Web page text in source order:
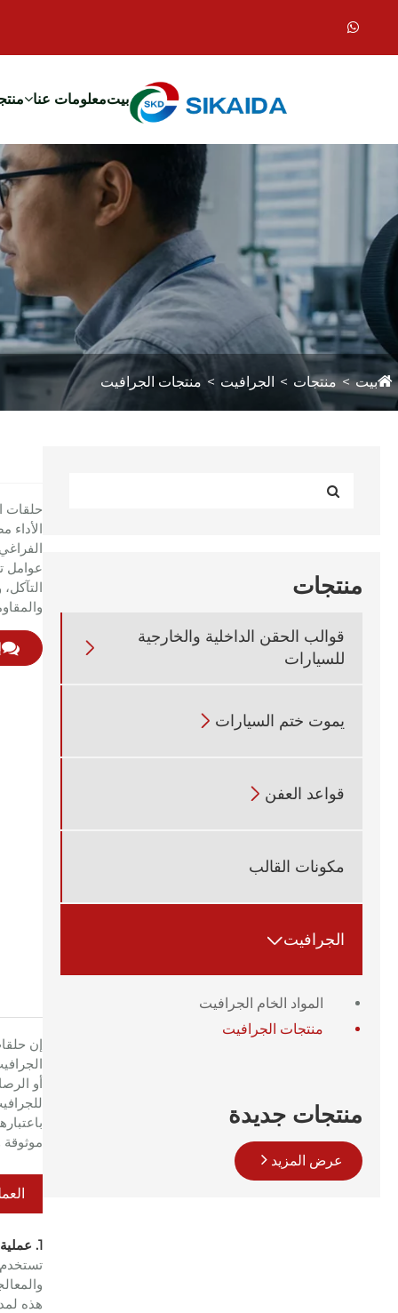
بيتمعلومات عنا
بيت منتجات الجرافيت منتجات الجرافيت
منتجات
قوالب الحقن الداخلية والخارجية
للسيارات

يموت ختم السيارات 
قواعد العفن 
مكونات القالب
الجرافيت
المواد الخام الجرافيت
منتجات الجرافيت
منتجات جديدة
عرض المزيد
عوامل
أو
1. عملية مشربة
هذه لمدة 30-60 دقيقة لضمان الاختراق. بعد المعالجة والتصنيع الدقيق، يتم